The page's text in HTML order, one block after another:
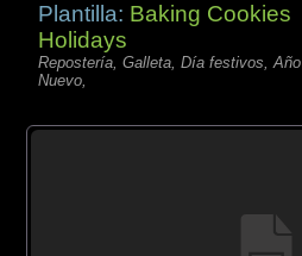
Plantilla: Baking Cookies
Holidays
Repostería, Galleta, Día festivos, Año
Nuevo,